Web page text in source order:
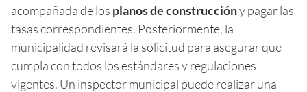
acompañada de los planos de construccióny pagar las
tasas correspondientes. Posteriormente, la
municipalidad revisará la solicitud para asegurar que
cumpla con todos los estándares y regulaciones
vigentes. Un inspector municipal puede realizar una